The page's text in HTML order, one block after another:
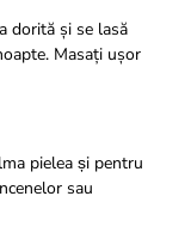
dorită și se lasă
Masați ușor
pielea și pentru
sau